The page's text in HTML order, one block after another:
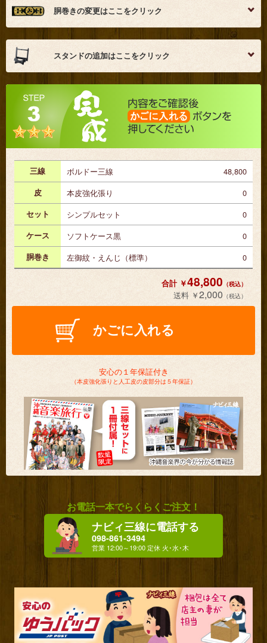
沖縄本島柄
－￥5,000
石垣島柄
－￥5,000
宮古島柄
左御紋柄
－￥5,000
人工皮Ａ
－￥5,000 －￥5,000
ソフト
ケース
ソフトBOX
ケース
＋￥1,100
定価 6,900円
セミハード
＋￥3,300
ハード
ケース
＋￥4,400
カラーをお選びください
紫
胴巻きの変更はここをクリック
左御紋・えんじ（標
準）
￥0
金襴・流水小花・ピ
ンク
金襴・桜・ピンク
￥3000
金襴・風雲桜
￥3000
金襴・雉唐草
￥3000
金襴・菊花流水
￥3000
スタンドの追加はここをクリック
薄型収納スタンド
(ブラック)
＋￥4,400
薄型収納スタンド
＋￥4,400
薄型収納スタンド
スタンドなし
三線 ボルドー三線 48,800
皮 本皮強化張り 0
セット シンプルセット 0
ケース ソフトケース黒 0
胴巻き 左御紋・えんじ（標準） 0
48,800
2,000
安心の１年保証付き
（本皮強化張りと人工皮の皮部分は５年保証）
お電話一本でらくらくご注文！
ナビィ三線に電話する
098-861-3494